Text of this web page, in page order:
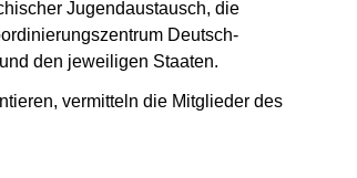
Jugendaustausch, die
Deutsch-
den jeweiligen Staaten.
vermitteln die Mitglieder des